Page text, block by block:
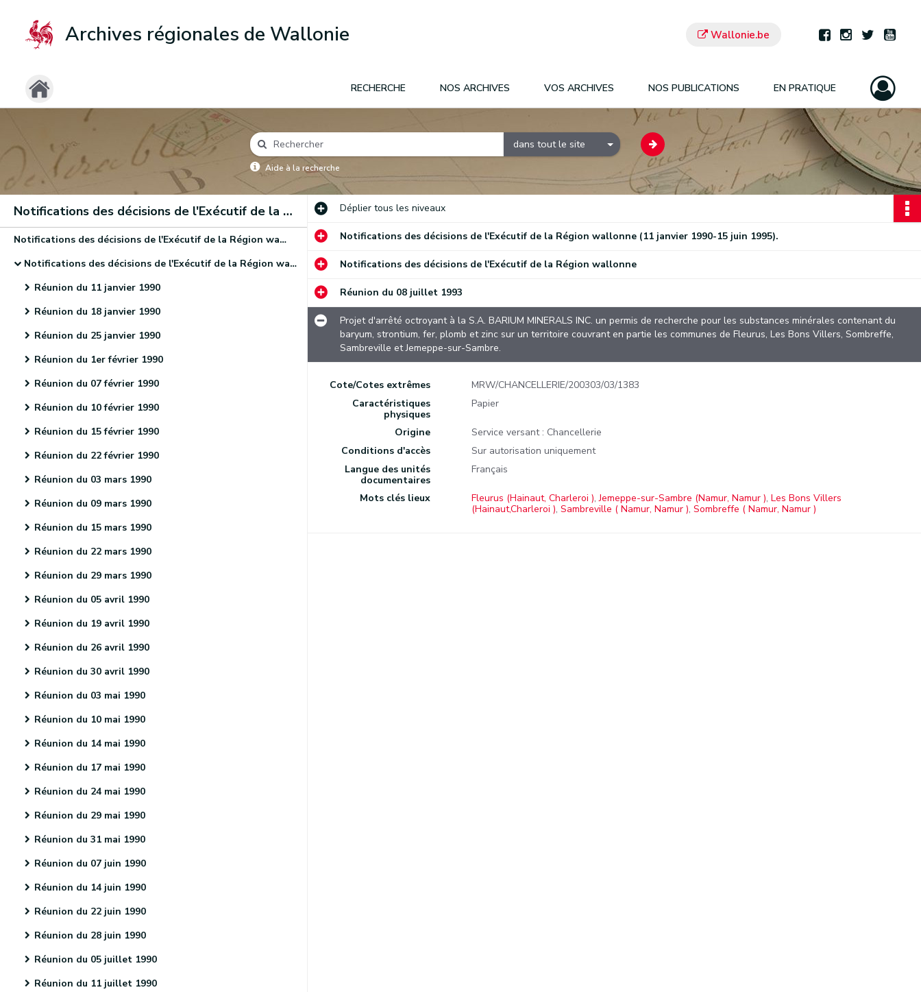
Archives régionales de Wallonie Wallonie.be
RECHERCHE NOS ARCHIVES VOS ARCHIVES NOS PUBLICATIONS EN PRATIQUE
dans tout le site
Aide à la recherche
Notifications des décisions de l'Exécutif de la Région wallonne (11 janvier 1990-15 juin 1995)
Notifications des décisions de l'Exécutif de la Région wallonne (11 janvier 1990-15 juin 1995).
Notifications des décisions de l'Exécutif de la Région wallonne
Réunion du 11 janvier 1990
Réunion du 18 janvier 1990
Réunion du 25 janvier 1990
Réunion du 1er février 1990
Réunion du 07 février 1990
Réunion du 10 février 1990
Réunion du 15 février 1990
Réunion du 22 février 1990
Réunion du 03 mars 1990
Réunion du 09 mars 1990
Réunion du 15 mars 1990
Réunion du 22 mars 1990
Réunion du 29 mars 1990
Réunion du 05 avril 1990
Réunion du 19 avril 1990
Réunion du 26 avril 1990
Réunion du 30 avril 1990
Réunion du 03 mai 1990
Réunion du 10 mai 1990
Réunion du 14 mai 1990
Réunion du 17 mai 1990
Réunion du 24 mai 1990
Réunion du 29 mai 1990
Réunion du 31 mai 1990
Réunion du 07 juin 1990
Réunion du 14 juin 1990
Réunion du 22 juin 1990
Réunion du 28 juin 1990
Réunion du 05 juillet 1990
Réunion du 11 juillet 1990
Dépliertous les niveaux
Notifications des décisions de l'Exécutif de la Région wallonne (11 janvier 1990-15 juin 1995).
Notifications des décisions de l'Exécutif de la Région wallonne
Réunion du 08 juillet 1993
Projet d'arrêté octroyant à la S.A. BARIUM MINERALS INC. un permis de recherche pour les substances minérales contenant du
baryum, strontium, fer, plomb et zinc sur un territoire couvrant en partie les communes de Fleurus, Les Bons Villers, Sombreffe,
Sambreville et Jemeppe-sur-Sambre.
Cote/Cotes extrêmes
MRW/CHANCELLERIE/200303/03/1383
Caractéristiques
physiques
Papier
Origine
Service versant : Chancellerie
Conditions d'accès
Sur autorisation uniquement
Langue des unités
documentaires
Français
Mots clés lieux Fleurus (Hainaut, Charleroi ),Jemeppe-sur-Sambre (Namur, Namur ), Les Bons Villers
(Hainaut,Charleroi ), Sambreville ( Namur, Namur ), Sombreffe ( Namur, Namur )